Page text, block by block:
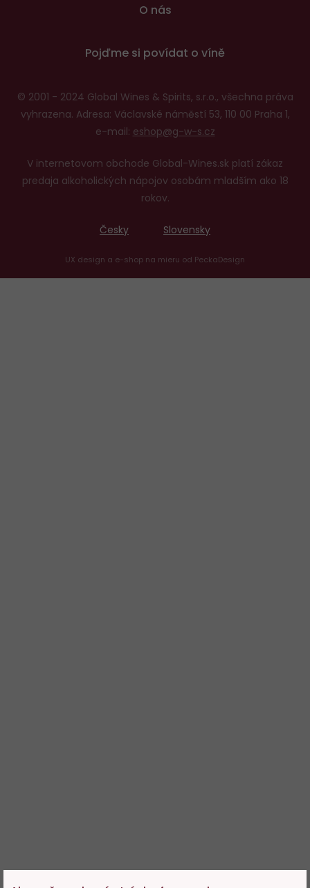
O nás
Pojďme si povídat o víně
© 2001 - 2024 Global Wines & Spirits, s.r.o., všechna práva
vyhrazena. Adresa: Václavské náměstí 53, 110 00 Praha 1,
e-mail: eshop@g-w-s.cz
V internetovom obchode Global-Wines.sk platí zákaz
predaja alkoholických nápojov osobám mladším ako 18
rokov.
Česky Slovensky
UX design a e-shop na mieru od PeckaDesign